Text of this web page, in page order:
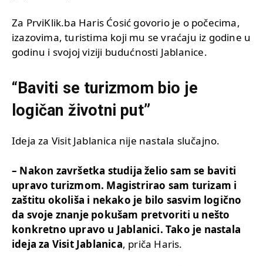
Za PrviKlik.ba Haris Ćosić govorio je o počecima,
izazovima, turistima koji mu se vraćaju iz godine u
godinu i svojoj viziji budućnosti Jablanice.
“Baviti se turizmom bio je
logičan životni put”
Ideja za Visit Jablanica nije nastala slučajno.
– Nakon završetka studija želio sam se baviti
upravo turizmom. Magistrirao sam turizam i
zaštitu okoliša i nekako je bilo sasvim logično
da svoje znanje pokušam pretvoriti u nešto
konkretno upravo u Jablanici. Tako je nastala
ideja za Visit Jablanica, priča Haris.